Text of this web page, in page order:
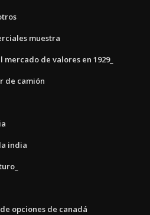
muestra
de valores en 1929_
de camión
india
opciones de canadá